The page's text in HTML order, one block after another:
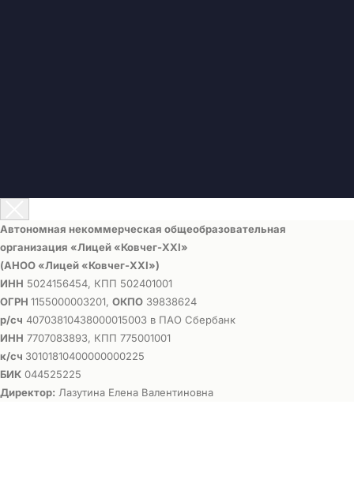
Автономная некоммерческая общеобразовательная
организация «Лицей «Ковчег-ХХI»
(АНОО «Лицей «Ковчег-ХХI»)
ИНН 5024156454, КПП 502401001
ОГРН 1155000003201, ОКПО 39838624
р/сч 40703810438000015003 в ПАО Сбербанк
ИНН 7707083893, КПП 775001001
к/сч 30101810400000000225
БИК 044525225
Директор: Лазутина Елена Валентиновна